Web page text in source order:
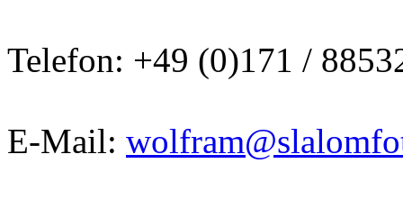
Telefon: +49 (0)171 /
E-Mail: